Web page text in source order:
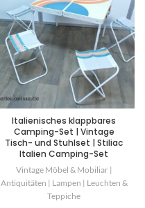
Italienisches klappbares
Camping-Set | Vintage
Tisch- und Stuhlset | Stiliac
Italien Camping-Set
Vintage Möbel & Mobiliar |
Antiquitäten | Lampen | Leuchten &
Teppiche